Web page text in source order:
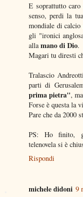
E soprattutto
senso, perdi la
mondiale di
gli "ironici
allamano di Dio.
Magari tu diresti
Tralascio
parti di
prima pietra",
Forse è questa la
Pare che da 2000
PS: Ho finito,
telenovela si è
Rispondi
michele didoni 9